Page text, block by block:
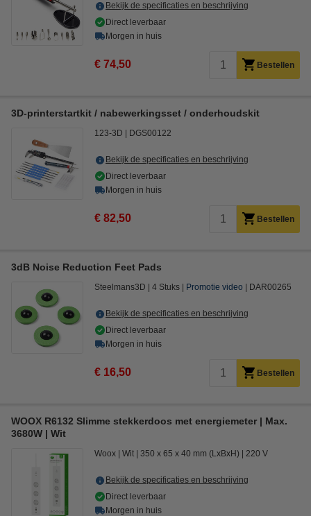
Bekijk de specificaties en beschrijving
Direct leverbaar
Morgen in huis
€ 74,50 Bestellen
3D-printerstartkit / nabewerkingsset / onderhoudskit
123-3D DGS00122
Bekijk de specificaties en beschrijving
Direct leverbaar
Morgen in huis
€ 82,50 Bestellen
3dB Noise Reduction Feet Pads
Steelmans3D 4 Stuks Promotie video DAR00265
Bekijk de specificaties en beschrijving
Direct leverbaar
Morgen in huis
€ 16,50 Bestellen
WOOX R6132 Slimme stekkerdoos met energiemeter | Max.
3680W | Wit
Woox Wit 350 x 65 x 40 mm (LxBxH) 220 V
Bekijk de specificaties en beschrijving
Direct leverbaar
Morgen in huis